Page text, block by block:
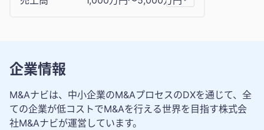
企業情報
M&Aナビは、中小企業のM&AプロセスのDXを通じて、全
ての企業が低コストでM&Aを行える世界を目指す株式会
社M&Aナビが運営しています。